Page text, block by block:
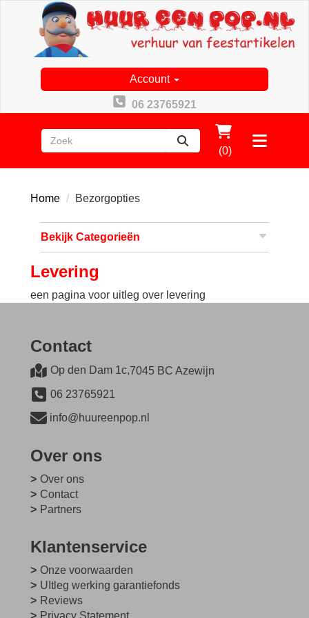
Account
06 23765921
zoeken (0)
Toggle
Home Bezorgopties
Bekijk Categorieën
Levering
een pagina voor uitleg over levering
Contact
Op den Dam 1c,7045 BC Azewijn
06 23765921
info@huureenpop.nl
Over ons
Over ons
Contact
Partners
Klantenservice
Onze voorwaarden
UItleg werking garantiefonds
Reviews
Privacy Statement